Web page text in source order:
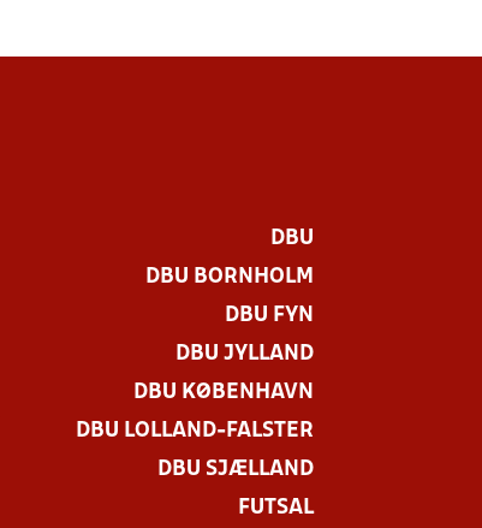
DBU
DBU BORNHOLM
DBU FYN
DBU JYLLAND
DBU KØBENHAVN
DBU LOLLAND-FALSTER
DBU SJÆLLAND
FUTSAL